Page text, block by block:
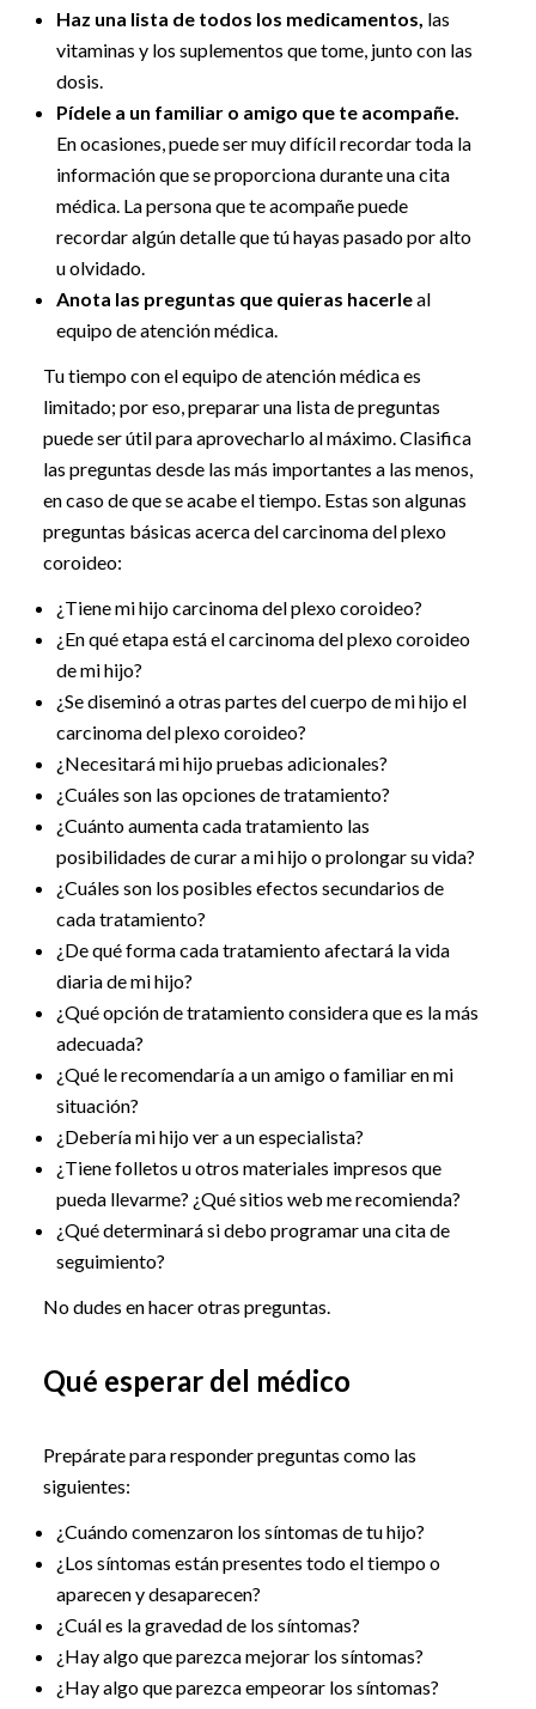
Haz una lista de todos los medicamentos, las
vitaminas y los suplementos que tome, junto con las
dosis.
Pídele a un familiar o amigo que te acompañe.
En ocasiones, puede ser muy difícil recordar toda la
información que se proporciona durante una cita
médica. La persona que te acompañe puede
recordar algún detalle que tú hayas pasado por alto
u olvidado.
Anota las preguntas que quieras hacerleal
equipo de atención médica.
Tu tiempo con el equipo de atención médica es
limitado; por eso, preparar una lista de preguntas
puede ser útil para aprovecharlo al máximo. Clasifica
las preguntas desde las más importantes a las menos,
en caso de que se acabe el tiempo. Estas son algunas
preguntas básicas acerca del carcinoma del plexo
coroideo:
¿Tiene mi hijo carcinoma del plexo coroideo?
¿En qué etapa está el carcinoma del plexo coroideo
de mi hijo?
¿Se diseminó a otras partes del cuerpo de mi hijo el
carcinoma del plexo coroideo?
¿Necesitará mi hijo pruebas adicionales?
¿Cuáles son las opciones de tratamiento?
¿Cuánto aumenta cada tratamiento las
posibilidades de curar a mi hijo o prolongar su vida?
¿Cuáles son los posibles efectos secundarios de
cada tratamiento?
¿De qué forma cada tratamiento afectará la vida
diaria de mi hijo?
¿Qué opción de tratamiento considera que es la más
adecuada?
¿Qué le recomendaría a un amigo o familiar en mi
situación?
¿Debería mi hijo ver a un especialista?
¿Tiene folletos u otros materiales impresos que
pueda llevarme? ¿Qué sitios web me recomienda?
¿Qué determinará si debo programar una cita de
seguimiento?
No dudes en hacer otras preguntas.
Qué esperar del médico
Prepárate para responder preguntas como las
siguientes:
¿Cuándo comenzaron los síntomas de tu hijo?
¿Los síntomas están presentes todo el tiempo o
aparecen y desaparecen?
¿Cuál es la gravedad de los síntomas?
¿Hay algo que parezca mejorar los síntomas?
¿Hay algo que parezca empeorar los síntomas?